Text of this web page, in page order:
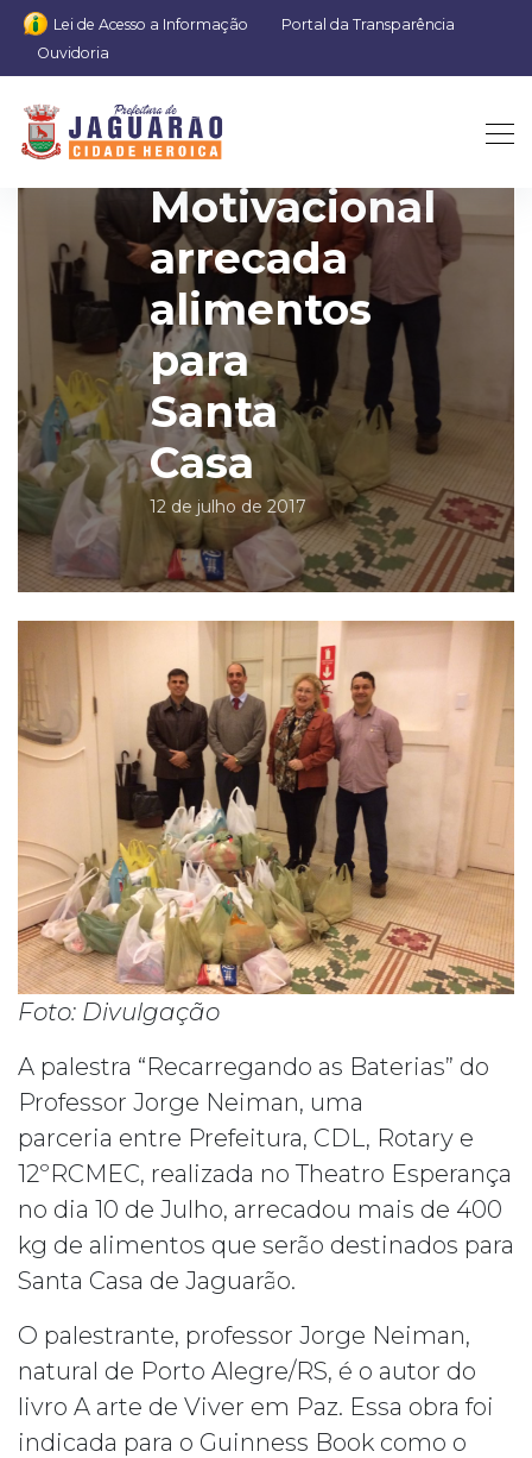
Lei de Acesso a Informação
Portal da Transparência
Ouvidoria
Palestra
Motivacional
arrecada
alimentos
para
Santa
Casa
12 de julho de 2017
Foto: Divulgação
A palestra “Recarregando as Baterias” do
Professor Jorge Neiman, uma
parceria entre Prefeitura, CDL, Rotary e
12ºRCMEC, realizada no Theatro Esperança
no dia 10 de Julho, arrecadou mais de 400
kg de alimentos que serão destinados para
Santa Casa de Jaguarão.
O palestrante, professor Jorge Neiman,
natural de Porto Alegre/RS, é o autor do
livro A arte de Viver em Paz. Essa obra foi
indicada para o Guinness Book como o